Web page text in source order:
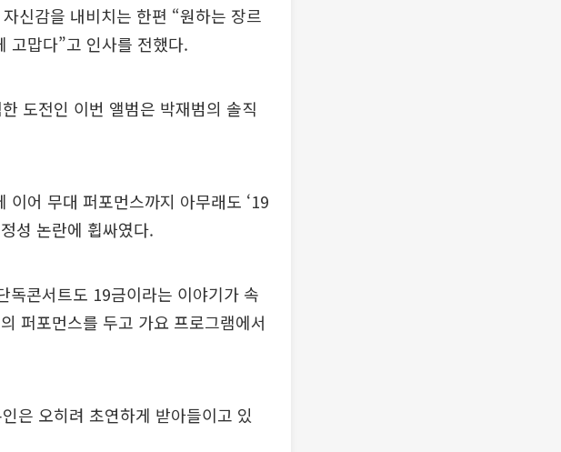
신감을 내비치는 한편 “원하는 장르
고맙다”고 인사를 전했다.
도전인 이번 앨범은 박재범의 솔직
어 무대 퍼포먼스까지 아무래도 ‘19
성 논란에 휩싸였다.
콘서트도 19금이라는 이야기가 속
퍼포먼스를 두고 가요 프로그램에서
은 오히려 초연하게 받아들이고 있